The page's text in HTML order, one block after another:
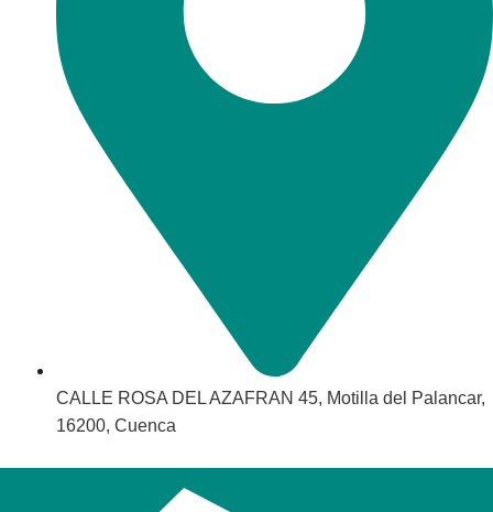
CALLE ROSA DEL AZAFRAN 45, Motilla del Palancar,
16200, Cuenca